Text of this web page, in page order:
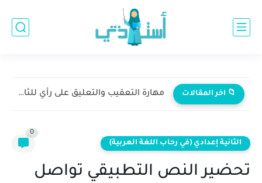
📁 اخر المقالات مهارة التعقيب والتعليق على رأي للثالثة إعدادي
الثانية إعدادي (في رحاب اللغة العربية)
0
تحضير النص التطبيقي تواصل